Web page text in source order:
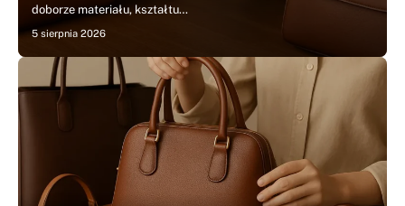
doborze materiału, kształtu…
5 sierpnia 2026